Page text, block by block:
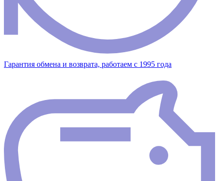
Гарантия обмена и возврата, работаем с 1995 года